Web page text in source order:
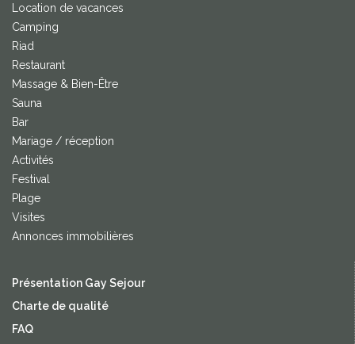
Location de vacances
Camping
Riad
Restaurant
Massage & Bien-Être
Sauna
Bar
Mariage / réception
Activités
Festival
Plage
Visites
Annonces immobilières
Présentation Gay Sejour
Charte de qualité
FAQ